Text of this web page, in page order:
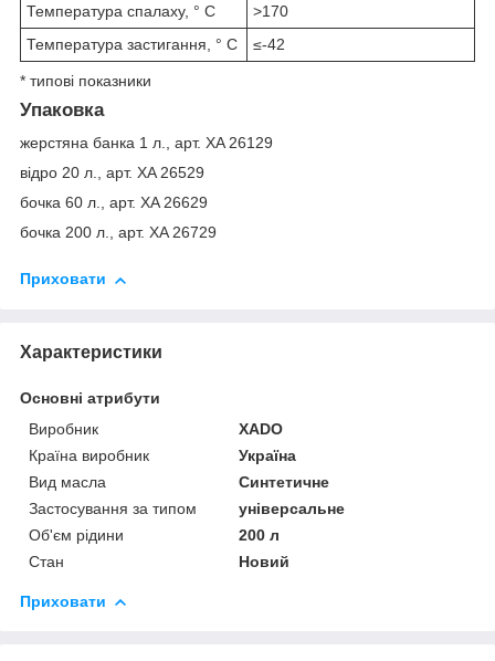
Температура спалаху, ° C
>170
Температура застигання, ° C
≤-42
* типові показники
Упаковка
жерстяна банка 1 л., арт. XA 26129
відро 20 л., арт. XA 26529
бочка 60 л., арт. XA 26629
бочка 200 л., арт. XA 26729
Приховати
Характеристики
Основні атрибути
Виробник
ХАDО
Країна виробник
Україна
Вид масла
Синтетичне
Застосування за типом
універсальне
Об'єм рідини
200 л
Стан
Новий
Приховати